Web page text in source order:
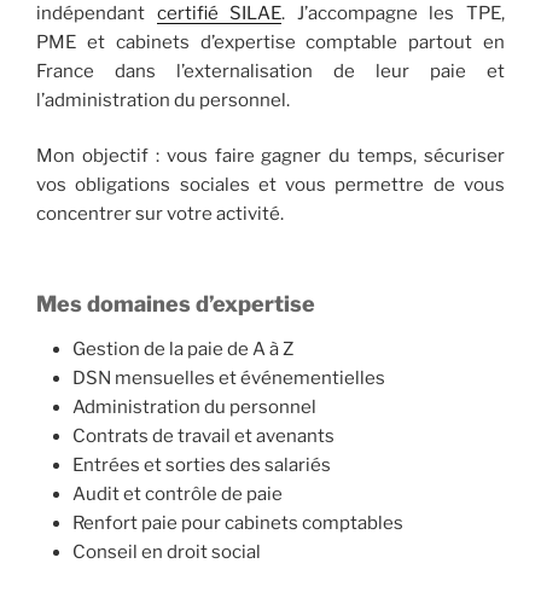
indépendant certifié SILAE. J’accompagne les TPE,
PME et cabinets d’expertise comptable partout en
France dans l’externalisation de leur paie et
l’administration du personnel.
Mon objectif : vous faire gagner du temps, sécuriser
vos obligations sociales et vous permettre de vous
concentrer sur votre activité.
Mes domaines d’expertise
Gestion de la paie de A à Z
DSN mensuelles et événementielles
Administration du personnel
Contrats de travail et avenants
Entrées et sorties des salariés
Audit et contrôle de paie
Renfort paie pour cabinets comptables
Conseil en droit social